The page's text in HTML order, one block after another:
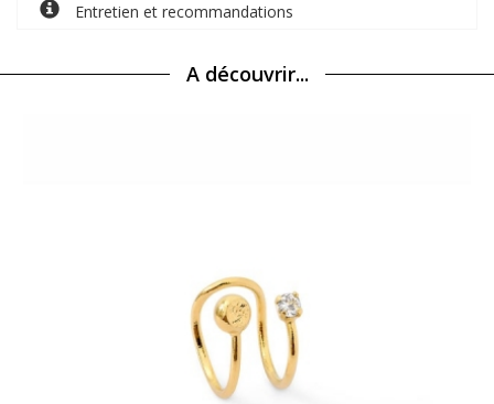
Entretien et recommandations
A découvrir...